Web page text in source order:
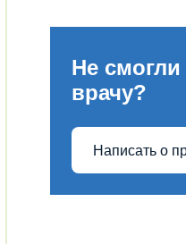
Не смогли
врачу?
Написать о